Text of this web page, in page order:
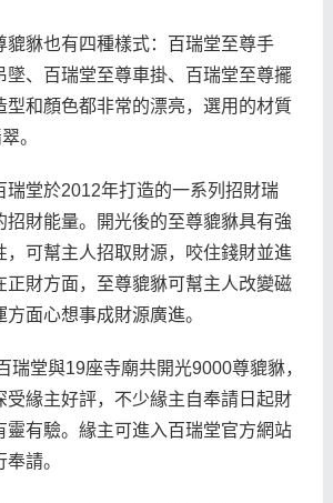
貔貅也有四種樣式：百瑞堂至尊手
墜、百瑞堂至尊車掛、百瑞堂至尊擺
型和顏色都非常的漂亮，選用的材質
。
瑞堂於2012年打造的一系列招財瑞
招財能量。開光後的至尊貔貅具有強
，可幫主人招取財源，咬住錢財並進
正財方面，至尊貔貅可幫主人改變磁
面心想事成財源廣進。
瑞堂與19座寺廟共開光9000尊貔貅，
受緣主好評，不少緣主自奉請日起財
靈有驗。緣主可進入百瑞堂官方網站
請。